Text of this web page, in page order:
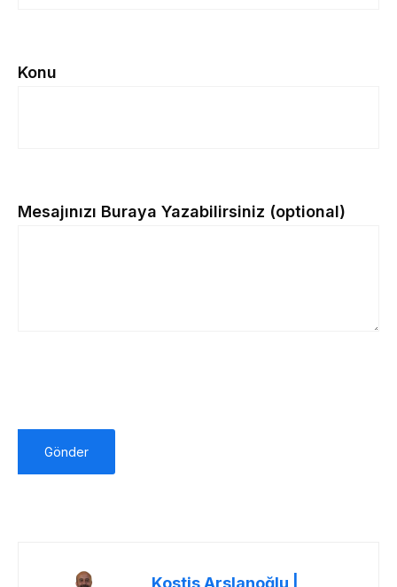
Konu
Mesajınızı Buraya Yazabilirsiniz (optional)
Kostis Arslanoğlu |